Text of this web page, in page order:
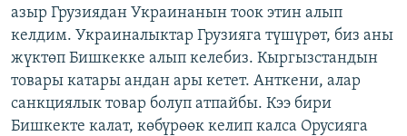
азыр Грузиядан Украинанын тоок этин алып
келдим. Украиналыктар Грузияга түшүрөт, биз аны
жүктөп Бишкекке алып келебиз. Кыргызстандын
товары катары андан ары кетет. Анткени, алар
санкциялык товар болуп атпайбы. Кээ бири
Бишкекте калат, көбүрөөк келип калса Орусияга